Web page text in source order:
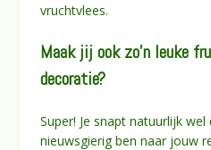
vruchtvlees.
Maak jij ook zo’n leuke
decoratie?
Super! Je snapt natuurlijk
nieuwsgierig ben naar jouw